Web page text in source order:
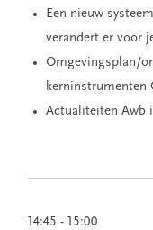
Een nieuw
verandert er voor
Omgevingsplan/
kerninstrumenten
Actualiteiten Awb
14:45 - 15:00